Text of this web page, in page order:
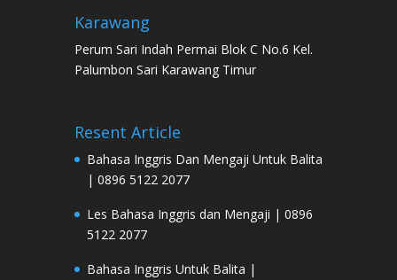
Karawang
Perum Sari Indah Permai Blok C No.6 Kel.
Palumbon Sari Karawang Timur
Resent Article
Bahasa Inggris Dan Mengaji Untuk Balita
| 0896 5122 2077
Les Bahasa Inggris dan Mengaji | 0896
5122 2077
Bahasa Inggris Untuk Balita |